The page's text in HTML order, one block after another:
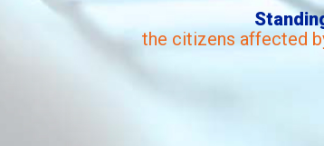
the citizens affected